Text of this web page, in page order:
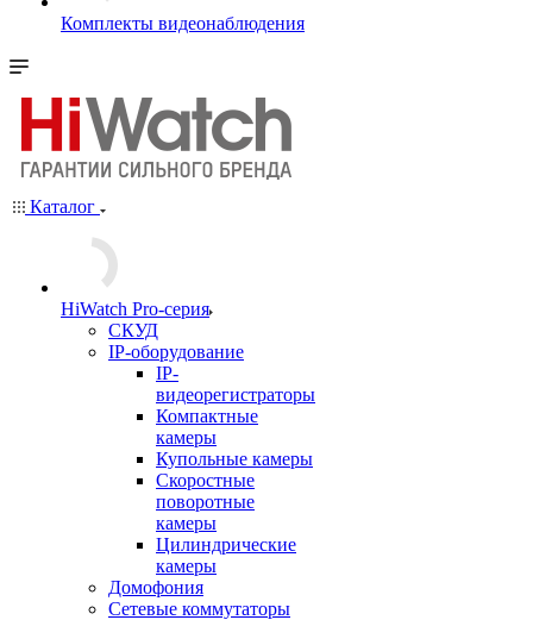
Комплекты видеонаблюдения
Каталог
HiWatch Pro-серия
CКУД
IP-оборудование
IP-
видеорегистраторы
Компактные
камеры
Купольные камеры
Скоростные
поворотные
камеры
Цилиндрические
камеры
Домофония
Сетевые коммутаторы